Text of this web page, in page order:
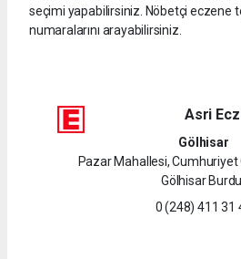
seçimi yapabilirsiniz. Nöbetçi eczene
numaralarını arayabilirsiniz.
Asri
Gölhisar
Pazar Mahallesi, Cumhuriyet
Gölhisar
0 (248) 411 31